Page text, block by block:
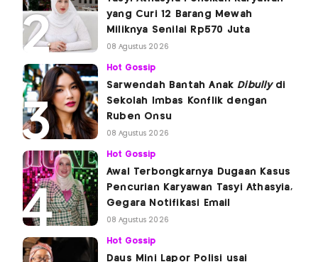
yang Curi 12 Barang Mewah
Miliknya Senilai Rp570 Juta
08 Agustus 2026
Hot Gossip
Sarwendah Bantah Anak Dibullydi
Sekolah Imbas Konflik dengan
Ruben Onsu
08 Agustus 2026
Hot Gossip
Awal Terbongkarnya Dugaan Kasus
Pencurian Karyawan Tasyi Athasyia,
Gegara Notifikasi Email
08 Agustus 2026
Hot Gossip
Daus Mini Lapor Polisi usai